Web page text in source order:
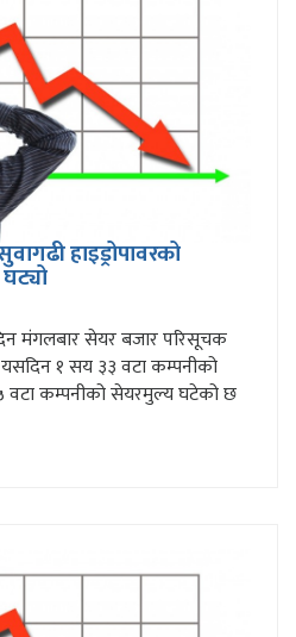
हाइड्रोपावरको
मंगलबार सेयर बजार परिसूचक
१ सय ३३ वटा कम्पनीको
कम्पनीको सेयरमुल्य घटेको छ